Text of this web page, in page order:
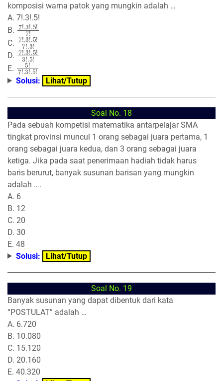
komposisi warna patok yang mungkin adalah …
A. 7!.3!.5!
B.
7!.3!.5
C.
7! .3 !.5
D.
7!.3!.5
E.
!7!.3
Solusi: Lihat/Tutup
Soal No. 18
Pada sebuah kompetisi matematika antarpelajar SMA
tingkat provinsi muncul 1 orang sebagai juara pertama, 1
orang sebagai juara kedua, dan 3 orang sebagai juara
ketiga. Jika pada saat penerimaan hadiah tidak harus
baris berurut, banyak susunan barisan yang mungkin
adalah ….
A. 6
B. 12
C. 20
D. 30
E. 48
Solusi:
Lihat/Tutup
Soal No. 19
Banyak susunan yang dapat dibentuk dari kata
“POSTULAT” adalah …
A. 6.720
B. 10.080
C. 15.120
D. 20.160
E. 40.320